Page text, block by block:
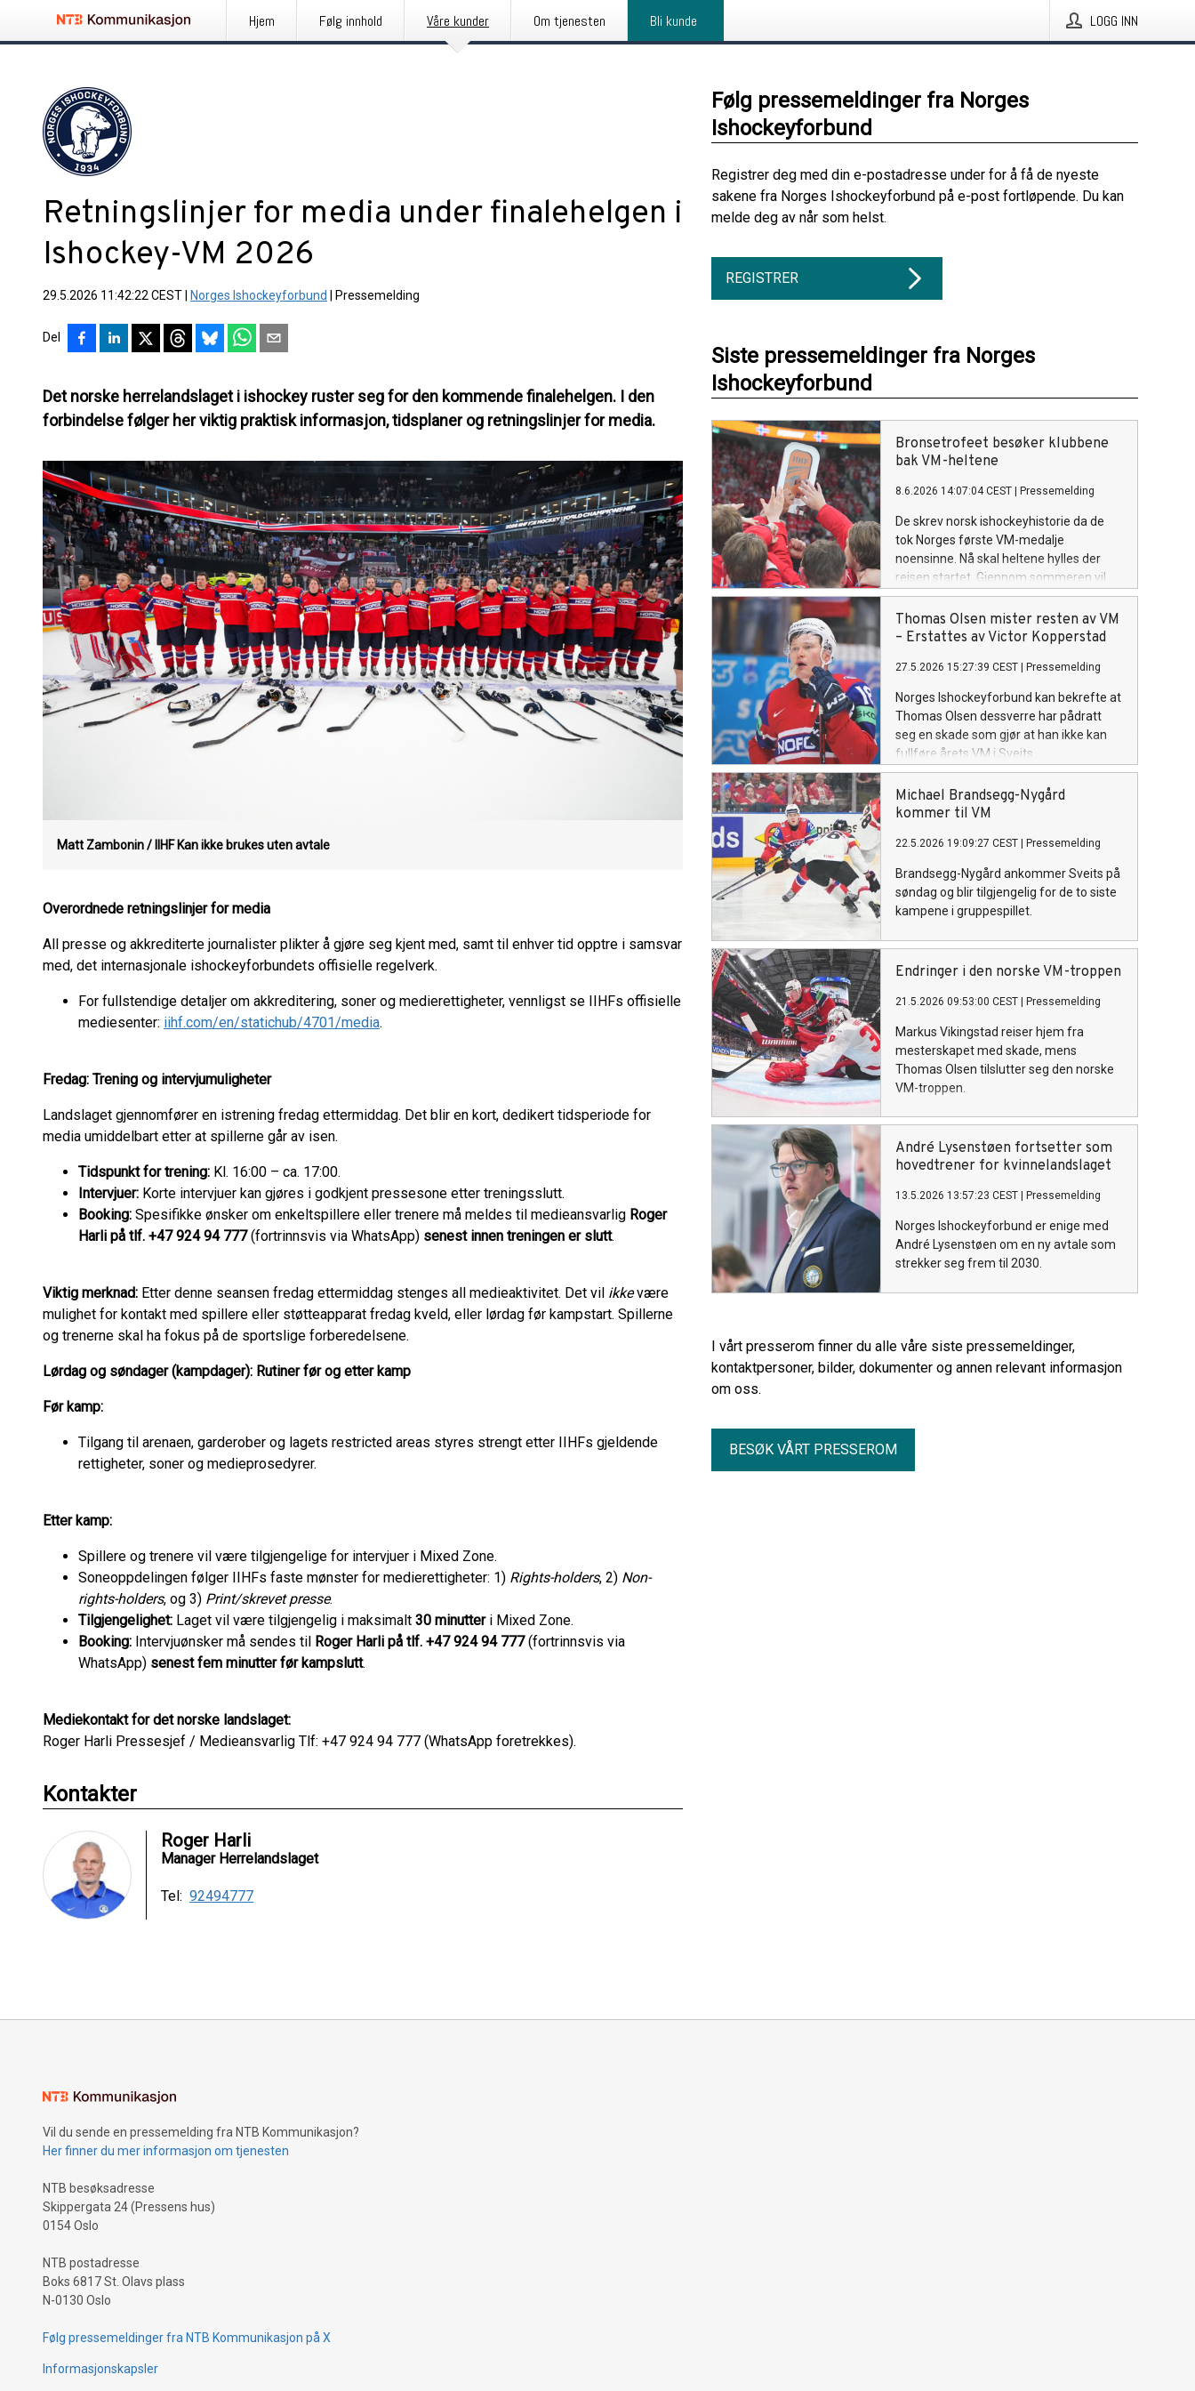
Hjem Følg innhold Våre kunder Om tjenesten Bli kunde LOGG INN
Retningslinjer for media under finalehelgen i
Ishockey-VM 2026
29.5.2026 11:42:22 CEST Norges Ishockeyforbund Pressemelding
Del
Det norske herrelandslaget i ishockey ruster seg for den kommende finalehelgen. I den
forbindelse følger her viktig praktisk informasjon, tidsplaner og retningslinjer for media.
Matt Zambonin / IIHF Kan ikke brukes uten avtale
Overordnede retningslinjer for media
All presse og akkrediterte journalister plikter å gjøre seg kjent med, samt til enhver tid opptre i samsvar
med, det internasjonale ishockeyforbundets offisielle regelverk.
For fullstendige detaljer om akkreditering, soner og medierettigheter, vennligst se IIHFs offisielle
mediesenter: iihf.com/en/statichub/4701/media.
Fredag: Trening og intervjumuligheter
Landslaget gjennomfører en istrening fredag ettermiddag. Det blir en kort, dedikert tidsperiode for
media umiddelbart etter at spillerne går av isen.
Tidspunkt for trening: Kl. 16:00 – ca. 17:00.
Intervjuer: Korte intervjuer kan gjøres i godkjent pressesone etter treningsslutt.
Booking: Spesifikke ønsker om enkeltspillere eller trenere må meldes til medieansvarlig Roger
Harli på tlf. +47 924 94 777(fortrinnsvis via WhatsApp) senest innen treningen er slutt.
Viktig merknad: Etter denne seansen fredag ettermiddag stenges all medieaktivitet. Det vil ikkevære
mulighet for kontakt med spillere eller støtteapparat fredag kveld, eller lørdag før kampstart. Spillerne
og trenerne skal ha fokus på de sportslige forberedelsene.
Lørdag og søndager (kampdager): Rutiner før og etter kamp
Før kamp:
Tilgang til arenaen, garderober og lagets restricted areas styres strengt etter IIHFs gjeldende
rettigheter, soner og medieprosedyrer.
Etter kamp:
Spillere og trenere vil være tilgjengelige for intervjuer i Mixed Zone.
Soneoppdelingen følger IIHFs faste mønster for medierettigheter: 1) Rights-holders, 2) Non-
rights-holders, og 3) Print/skrevet presse.
Tilgjengelighet: Laget vil være tilgjengelig i maksimalt 30 minutteri Mixed Zone.
Booking: Intervjuønsker må sendes til Roger Harli på tlf. +47 924 94 777(fortrinnsvis via
WhatsApp) senest fem minutter før kampslutt.
Mediekontakt for det norske landslaget:
Roger Harli Pressesjef / Medieansvarlig Tlf: +47 924 94 777 (WhatsApp foretrekkes).
Kontakter
Roger Harli
Manager Herrelandslaget
Tel: 92494777
Følg pressemeldinger fra Norges
Ishockeyforbund
Registrer deg med din e-postadresse under for å få de nyeste
sakene fra Norges Ishockeyforbund på e-post fortløpende. Du kan
melde deg av når som helst.
REGISTRER
Siste pressemeldinger fra Norges
Ishockeyforbund
Bronsetrofeet besøker klubbene
bak VM-heltene
8.6.2026 14:07:04 CEST Pressemelding
De skrev norsk ishockeyhistorie da de
tok Norges første VM-medalje
noensinne. Nå skal heltene hylles der
reisen startet. Gjennom sommeren vil
spillere fra det norske bronselaget og
det historiske VM-trofeet besøke en
rekke klubber og lokalmiljøer.
Thomas Olsen mister resten av VM
– Erstattes av Victor Kopperstad
27.5.2026 15:27:39 CEST Pressemelding
Norges Ishockeyforbund kan bekrefte at
Thomas Olsen dessverre har pådratt
seg en skade som gjør at han ikke kan
fullføre årets VM i Sveits.
Michael Brandsegg-Nygård
kommer til VM
22.5.2026 19:09:27 CEST Pressemelding
Brandsegg-Nygård ankommer Sveits på
søndag og blir tilgjengelig for de to siste
kampene i gruppespillet.
Endringer i den norske VM-troppen
21.5.2026 09:53:00 CEST Pressemelding
Markus Vikingstad reiser hjem fra
mesterskapet med skade, mens
Thomas Olsen tilslutter seg den norske
VM-troppen.
André Lysenstøen fortsetter som
hovedtrener for kvinnelandslaget
13.5.2026 13:57:23 CEST Pressemelding
Norges Ishockeyforbund er enige med
André Lysenstøen om en ny avtale som
strekker seg frem til 2030.
I vårt presserom finner du alle våre siste pressemeldinger,
kontaktpersoner, bilder, dokumenter og annen relevant informasjon
om oss.
BESØK VÅRT PRESSEROM
Vil du sende en pressemelding fra NTB Kommunikasjon?
Her finner du mer informasjon om tjenesten
NTB besøksadresse
Skippergata 24 (Pressens hus)
0154 Oslo
NTB postadresse
Boks 6817 St. Olavs plass
N-0130 Oslo
Følg pressemeldinger fra NTB Kommunikasjon på X
Informasjonskapsler